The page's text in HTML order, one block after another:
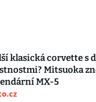
klasická corvette s
Mitsuoka
MX-5